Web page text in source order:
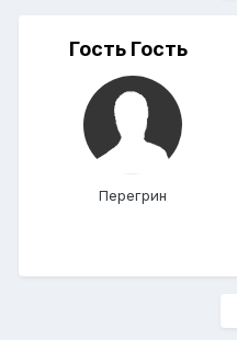
Гость Гость
Перегрин